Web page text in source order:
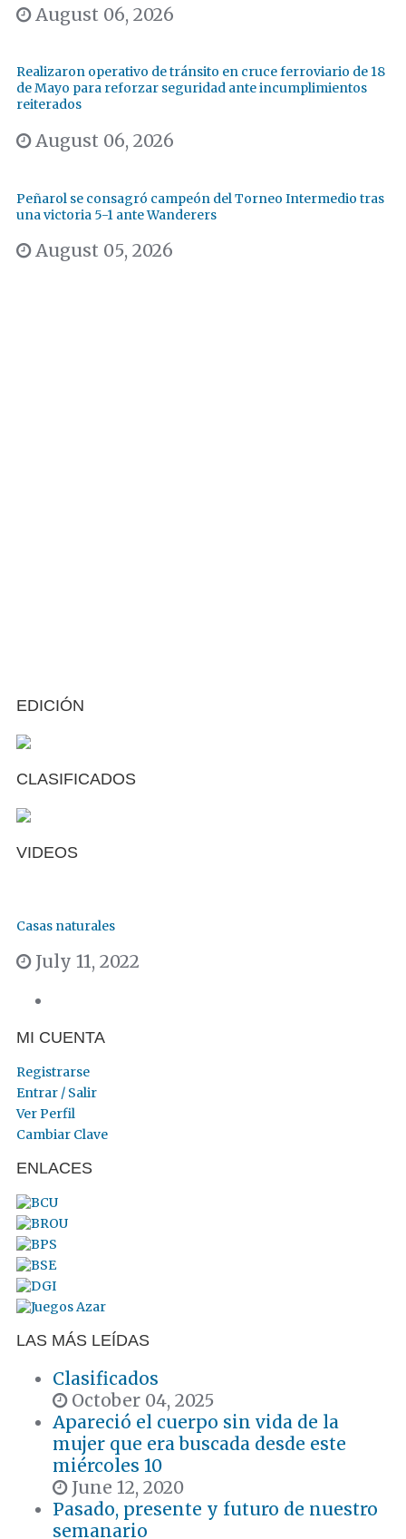
August 06, 2026
Realizaron operativo de tránsito en cruce ferroviario de 18
de Mayo para reforzar seguridad ante incumplimientos
reiterados
August 06, 2026
Peñarol se consagró campeón del Torneo Intermedio tras
una victoria 5-1 ante Wanderers
August 05, 2026
EDICIÓN
CLASIFICADOS
VIDEOS
Casas naturales
July 11, 2022
MI CUENTA
Registrarse
Entrar / Salir
Ver Perfil
Cambiar Clave
ENLACES
LAS MÁS LEÍDAS
Clasificados
October 04, 2025
Apareció el cuerpo sin vida de la
mujer que era buscada desde este
miércoles 10
June 12, 2020
Pasado, presente y futuro de nuestro
semanario